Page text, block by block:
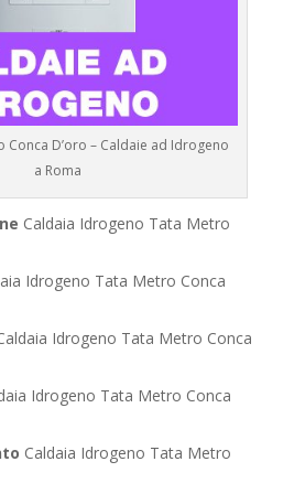
Conca D’oro – Caldaie ad Idrogeno
a Roma
Caldaia Idrogeno Tata Metro
Idrogeno Tata Metro Conca
Idrogeno Tata Metro Conca
Idrogeno Tata Metro Conca
Caldaia Idrogeno Tata Metro